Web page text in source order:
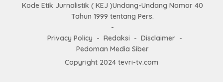
Kode Etik Jurnalistik ( KEJ )Undang-Undang Nomor 40
Tahun 1999 tentang Pers.
Privacy Policy Redaksi
Disclaimer
Pedoman Media Siber
Copyright 2024 tevri-tv.com